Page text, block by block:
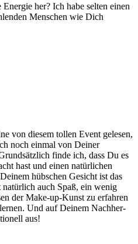
her? Ich habe selten einen
Menschen wie Dich
von diesem tollen Event gelesen,
noch einmal von Deiner
finde ich, dass Du es
hast und einen natürlichen
hübschen Gesicht ist das
auch Spaß, ein wenig
der Make-up-Kunst zu erfahren
Und auf Deinem Nachher-
aus!